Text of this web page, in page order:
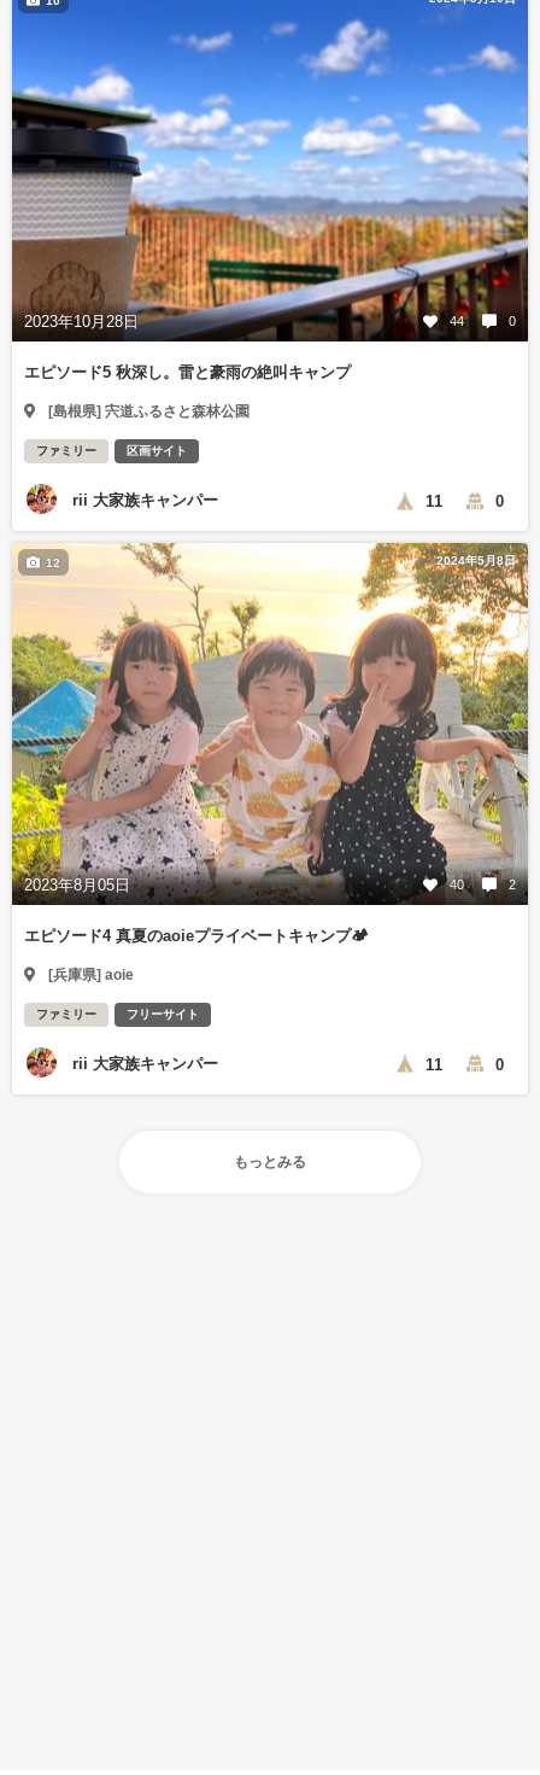
2023年10月28日 44 0
エピソード5 秋深し。雷と豪雨の絶叫キャンプ
[島根県] 宍道ふるさと森林公園
ファミリー 区画サイト
rii 大家族キャンパー 11 0
2024年5月8日
2023年8月05日 40 2
12
エピソード4 真夏のaoieプライベートキャンプ🏕
[兵庫県] aoie
ファミリー フリーサイト
rii 大家族キャンパー 11 0
もっとみる